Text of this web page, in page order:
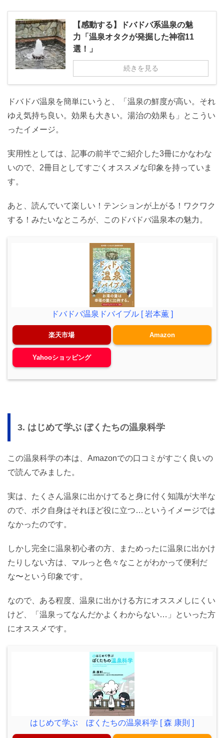
【感動する】ドバドバ系温泉の魅
力「温泉オタクが発掘した神宿11
選！」
続きを見る
ドバドバ温泉を簡単にいうと、「温泉の鮮度が高い。それ
ゆえ気持ち良い。効果も大きい。湯治の効果も」とこうい
ったイメージ。
実用性としては、記事の前半でご紹介した3冊にかなわな
いので、2冊目としてすごくオススメな印象を持っていま
す。
あと、読んでいて楽しい！テンションが上がる！ワクワク
する！みたいなところが、このドバドバ温泉本の魅力。
ドバドバ温泉ドバイブル [ 岩本薫 ]
楽天市場 Amazon
Yahooショッピング
3. はじめて学ぶ ぼくたちの温泉科学
この温泉科学の本は、Amazonでの口コミがすごく良いの
で読んでみました。
実は、たくさん温泉に出かけてると身に付く知識が大半な
ので、ボク自身はそれほど役に立つ…というイメージでは
なかったのです。
しかし完全に温泉初心者の方、まためったに温泉に出かけ
たりしない方は、マルっと色々なことがわかって便利だ
な〜という印象です。
なので、ある程度、温泉に出かける方にオススメしにくい
けど、「温泉ってなんだかよくわからない…」といった方
にオススメです。
はじめて学ぶ ぼくたちの温泉科学 [ 森 康則 ]